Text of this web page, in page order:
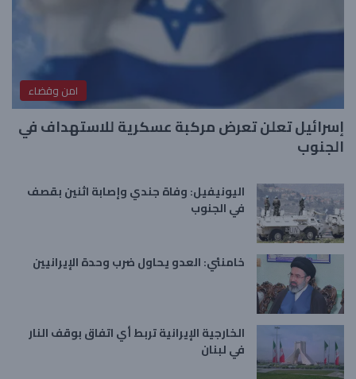
امن وقضاء
إسرائيل تعلن تعرض مركبة عسكرية للاستهداف في
الجنوب
اليونيفيل: وفاة جندي وإصابة اثنين بقصف
في الجنوب
خامنئي: العدو يحاول ضرب وحدة الإيرانيين
الخارجية الإيرانية تربط أي اتفاق بوقف النار
في لبنان